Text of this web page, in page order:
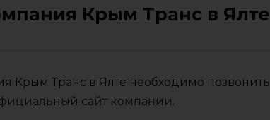
Крым Транс в Ялте
Крым Транс в Ялте необходимо позвонить
сайт компании.